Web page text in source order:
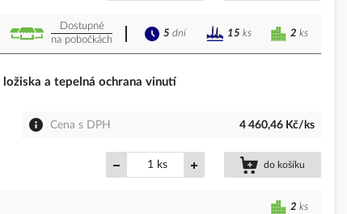
Dostupné
na pobočkách
2 ks
5 dní 15 ks
a tepelná ochrana vinutí
Cena s DPH 4 460,46 Kč/ks
ks do košíku
2 ks